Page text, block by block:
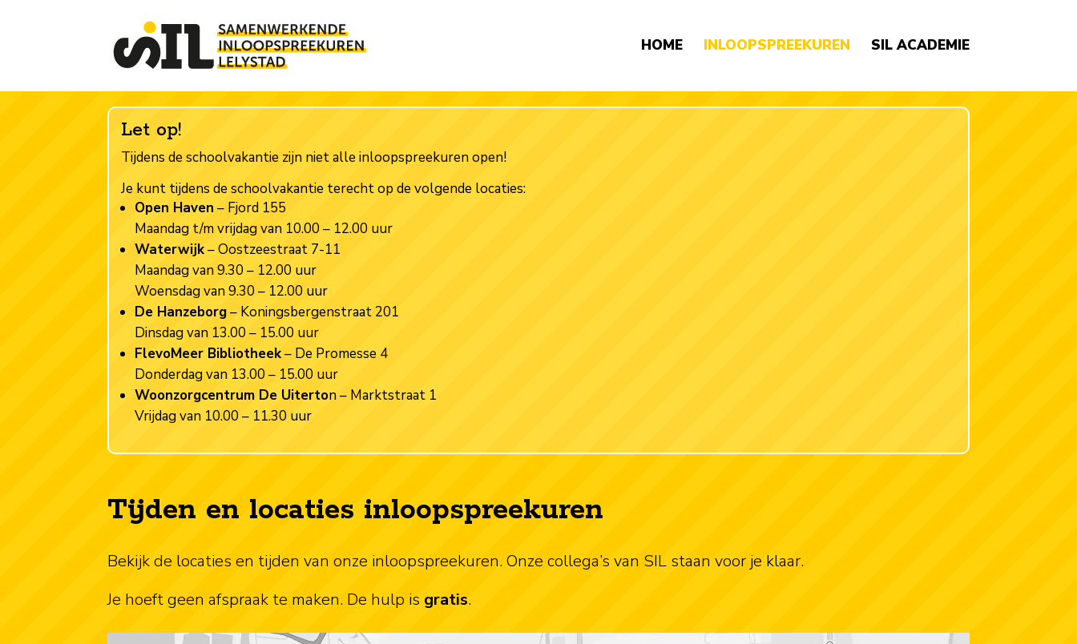
HOME INLOOPSPREEKUREN SIL ACADEMIE
Let op!
Tijdens de schoolvakantie zijn niet alle inloopspreekuren open!
Je kunt tijdens de schoolvakantie terecht op de volgende locaties:
Open Haven – Fjord 155
Maandag t/m vrijdag van 10.00 – 12.00 uur
Waterwijk– Oostzeestraat 7-11
Maandag van 9.30 – 12.00 uur
Woensdag van 9.30 – 12.00 uur
De Hanzeborg– Koningsbergenstraat 201
Dinsdag van 13.00 – 15.00 uur
FlevoMeer Bibliotheek– De Promesse 4
Donderdag van 13.00 – 15.00 uur
Woonzorgcentrum De Uiterton – Marktstraat 1
Vrijdag van 10.00 – 11.30 uur
Tijden en locaties inloopspreekuren
Bekijk de locaties en tijden van onze inloopspreekuren. Onze collega’s van SIL staan voor je klaar.
Je hoeft geen afspraak te maken. De hulp is gratis.